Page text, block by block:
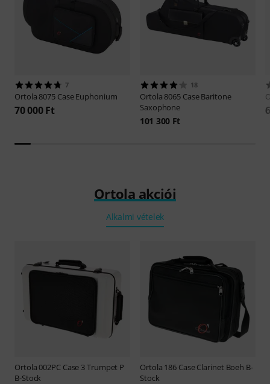
7
Ortola 8075 Case Euphonium
70 000 Ft
18
Ortola 8065 Case Baritone
Saxophone
101 300 Ft
Ortola akciói
Alkalmi vételek
Ortola 002PC Case 3 Trumpet P
B-Stock
Ortola 186 Case Clarinet Boeh B-
Stock